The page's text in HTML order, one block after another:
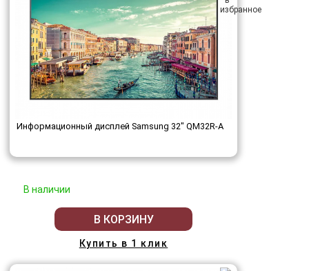
Информационный дисплей Samsung 32" QM32R-A
В наличии
В КОРЗИНУ
Купить в 1 клик